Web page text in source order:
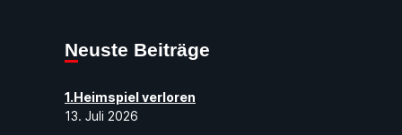
Neuste Beiträge
1.Heimspiel verloren
13. Juli 2026